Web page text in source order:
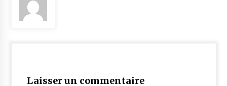
Laisser un commentaire